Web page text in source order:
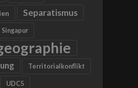
Separatismus
Singapur
Territorialkonflikt
UDC5